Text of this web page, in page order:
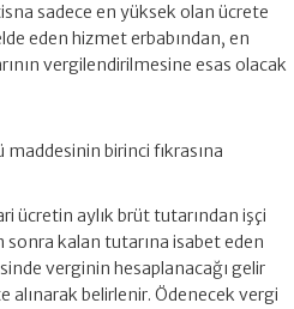
sadece en yüksek olan ücrete
eden hizmet erbabından, en
vergilendirilmesine esas olacak
maddesinin birinci fıkrasına
ücretin aylık brüt tutarından işçi
kalan tutarına isabet eden
verginin hesaplanacağı gelir
alınarak belirlenir. Ödenecek vergi